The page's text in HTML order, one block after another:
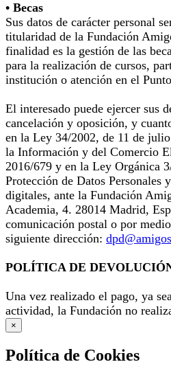
• Becas
Sus datos de carácter personal
titularidad de la Fundación
finalidad es la gestión de las
para la realización de cursos,
institución o atención en el
El interesado puede ejercer sus
cancelación y oposición, y
en la Ley 34/2002, de 11 de
la Información y del Comercio
2016/679 y en la Ley Orgánica
Protección de Datos Personales
digitales, ante la Fundación
Academia, 4. 28014 Madrid,
comunicación postal o por
siguiente dirección:
POLÍTICA DE
Una vez realizado el pago, ya
actividad, la Fundación no
×
Política de Cookies